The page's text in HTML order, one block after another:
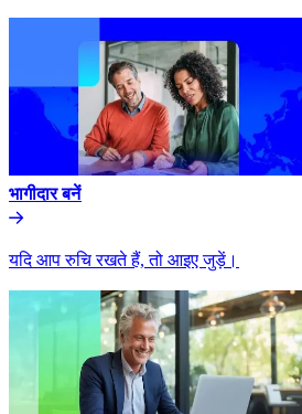
भागीदार बनें​​
यदि आप रुचि रखते हैं, तो आइए जुड़ें।​​